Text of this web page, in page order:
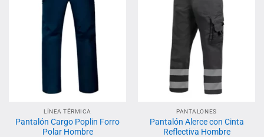
LÍNEA TÉRMICA
Pantalón Cargo Poplin Forro
Polar Hombre
PANTALONES
Pantalón Alerce con Cinta
Reflectiva Hombre